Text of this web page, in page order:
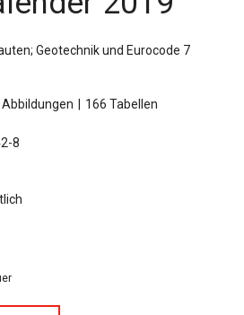
Geotechnik und Eurocode 7
Abbildungen
166 Tabellen
8